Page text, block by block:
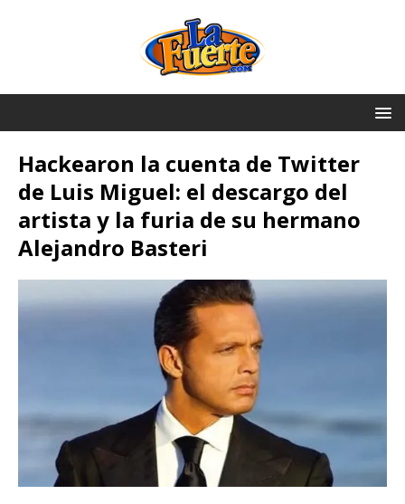
Hackearon la cuenta de Twitter
de Luis Miguel: el descargo del
artista y la furia de su hermano
Alejandro Basteri